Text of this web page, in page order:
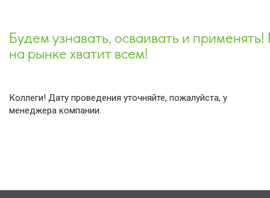
Будем узнавать, осваивать и
на рынке хватит всем!
Коллеги! Дату проведения уточняйте, пожалуйста, у
менеджера компании.